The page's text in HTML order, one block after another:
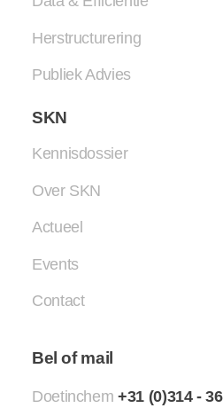
Herstructurering
Publiek Advies
SKN
Kennisdossier
Over SKN
Actueel
Events
Contact
Bel of mail
Doetinchem+31 (0)314 -